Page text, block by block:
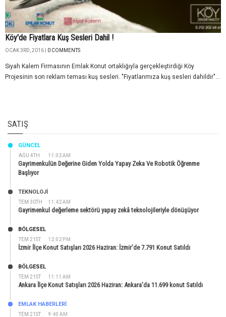
Köy'de Fiyatlara Kuş Sesleri Dahil !
OCAK 3RD, 2016 | 0 COMMENTS
Siyah Kalem Firmasının Emlak Konut ortaklığıyla gerçekleştirdiği Köy
Projesinin son reklam teması kuş sesleri. "Fiyatlarımıza kuş sesleri dahildir"...
SATIŞ
AĞU 4TH 11:02 AM
GÜNCEL
Gayrimenkulün Değerine Giden Yolda Yapay Zeka Ve Robotik Öğrenme
Başlıyor
TEM 30TH 11:42 AM
TEKNOLOJİ
Gayrimenkul değerleme sektörü yapay zekâ teknolojileriyle dönüşüyor
TEM 21ST 12:02 PM
BÖLGESEL
İzmir İlçe Konut Satışları 2026 Haziran: İzmir’de 7.791 Konut Satıldı
TEM 21ST 11:11 AM
BÖLGESEL
Ankara İlçe Konut Satışları 2026 Haziran: Ankara’da 11.699 konut Satıldı
TEM 21ST 9:40 AM
EMLAK HABERLERI